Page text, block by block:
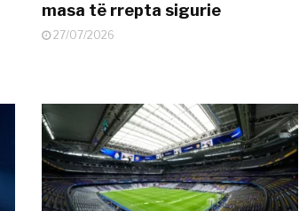
masa të rrepta sigurie
27/07/2026